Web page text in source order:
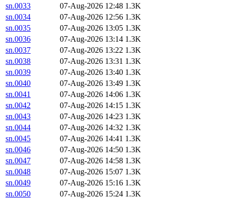
sn.0033
07-Aug-2026 12:48 1.3K
sn.0034
07-Aug-2026 12:56 1.3K
sn.0035
07-Aug-2026 13:05 1.3K
sn.0036
07-Aug-2026 13:14 1.3K
sn.0037
07-Aug-2026 13:22 1.3K
sn.0038
07-Aug-2026 13:31 1.3K
sn.0039
07-Aug-2026 13:40 1.3K
sn.0040
07-Aug-2026 13:49 1.3K
sn.0041
07-Aug-2026 14:06 1.3K
sn.0042
07-Aug-2026 14:15 1.3K
sn.0043
07-Aug-2026 14:23 1.3K
sn.0044
07-Aug-2026 14:32 1.3K
sn.0045
07-Aug-2026 14:41 1.3K
sn.0046
07-Aug-2026 14:50 1.3K
sn.0047
07-Aug-2026 14:58 1.3K
sn.0048
07-Aug-2026 15:07 1.3K
sn.0049
07-Aug-2026 15:16 1.3K
sn.0050
07-Aug-2026 15:24 1.3K